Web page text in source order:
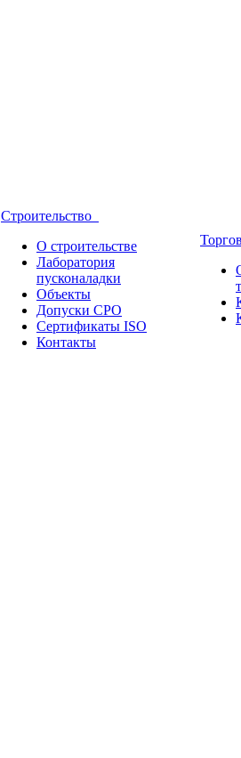
Строительство
О строительстве
Лаборатория
пусконаладки
Объекты
Допуски СРО
Сертификаты ISO
Контакты